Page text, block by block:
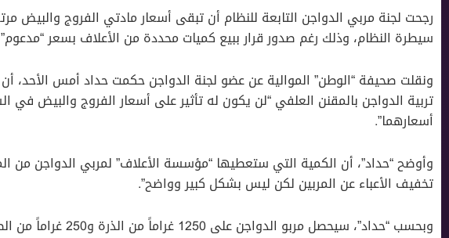
رجحت لجنة مربي الدواجن التابعة للنظام أن تبقى أسعار مادتي الفروج والبيض
سيطرة النظام، وذلك رغم صدور قرار ببيع كميات محددة من الأعلاف بسعر “مدعوم”
ونقلت صحيفة “الوطن” الموالية عن عضو لجنة الدواجن حكمت حداد أمس الأحد،
تربية الدواجن بالمقنن العلفي “لن يكون له تأثير على أسعار الفروج والبيض
أسعارهما”.
وأوضح “حداد”، أن الكمية التي ستعطيها “مؤسسة الأعلاف” لمربي الدواجن من
تخفيف الأعباء عن المربين لكن ليس بشكل كبير وواضح”.
وبحسب “حداد”، سيحصل مربو